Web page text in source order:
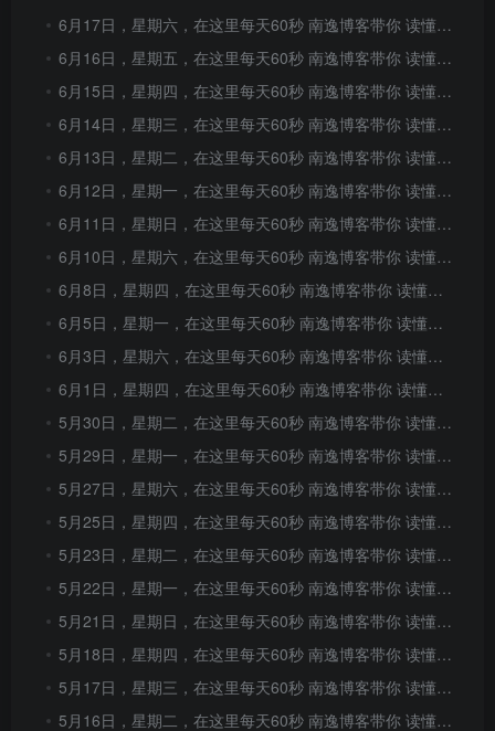
6月17日，星期六，在这里每天60秒 南逸博客带你 读懂世界！
6月16日，星期五，在这里每天60秒 南逸博客带你 读懂世界！
6月15日，星期四，在这里每天60秒 南逸博客带你 读懂世界！
6月14日，星期三，在这里每天60秒 南逸博客带你 读懂世界！
6月13日，星期二，在这里每天60秒 南逸博客带你 读懂世界！
6月12日，星期一，在这里每天60秒 南逸博客带你 读懂世界！
6月11日，星期日，在这里每天60秒 南逸博客带你 读懂世界！
6月10日，星期六，在这里每天60秒 南逸博客带你 读懂世界！
6月8日，星期四，在这里每天60秒 南逸博客带你 读懂世界！
6月5日，星期一，在这里每天60秒 南逸博客带你 读懂世界！
6月3日，星期六，在这里每天60秒 南逸博客带你 读懂世界！
6月1日，星期四，在这里每天60秒 南逸博客带你 读懂世界！
5月30日，星期二，在这里每天60秒 南逸博客带你 读懂世界！
5月29日，星期一，在这里每天60秒 南逸博客带你 读懂世界！
5月27日，星期六，在这里每天60秒 南逸博客带你 读懂世界！
5月25日，星期四，在这里每天60秒 南逸博客带你 读懂世界！
5月23日，星期二，在这里每天60秒 南逸博客带你 读懂世界！
5月22日，星期一，在这里每天60秒 南逸博客带你 读懂世界！
5月21日，星期日，在这里每天60秒 南逸博客带你 读懂世界！
5月18日，星期四，在这里每天60秒 南逸博客带你 读懂世界！
5月17日，星期三，在这里每天60秒 南逸博客带你 读懂世界！
5月16日，星期二，在这里每天60秒 南逸博客带你 读懂世界！